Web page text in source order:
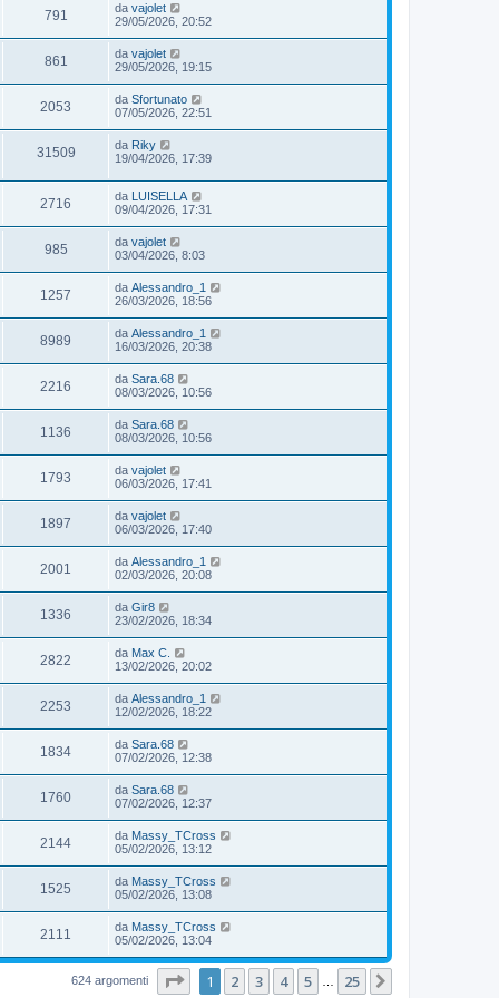
791 da vajolet
29/05/2026, 20:52
861 da vajolet
29/05/2026, 19:15
2053 da Sfortunato
07/05/2026, 22:51
31509 da Riky
19/04/2026, 17:39
2716 da LUISELLA
09/04/2026, 17:31
985 da vajolet
03/04/2026, 8:03
1257 da Alessandro_1
26/03/2026, 18:56
8989 da Alessandro_1
16/03/2026, 20:38
2216 da Sara.68
08/03/2026, 10:56
1136 da Sara.68
08/03/2026, 10:56
1793 da vajolet
06/03/2026, 17:41
1897 da vajolet
06/03/2026, 17:40
2001 da Alessandro_1
02/03/2026, 20:08
1336 da Gir8
23/02/2026, 18:34
2822 da Max C.
13/02/2026, 20:02
2253 da Alessandro_1
12/02/2026, 18:22
1834 da Sara.68
07/02/2026, 12:38
1760 da Sara.68
07/02/2026, 12:37
2144 da Massy_TCross
05/02/2026, 13:12
1525 da Massy_TCross
05/02/2026, 13:08
2111 da Massy_TCross
05/02/2026, 13:04
624 argomenti Pagina di 25
1 2 3 4 5 25